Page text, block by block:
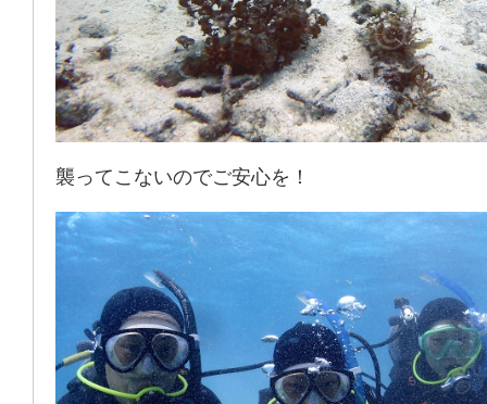
襲ってこないのでご安心を！